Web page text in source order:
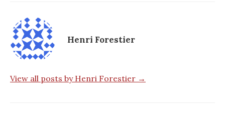
Henri Forestier
View all posts by Henri Forestier →